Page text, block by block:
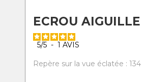
ECROU AIGUILLE
5/5 - 1 AVIS
Repère sur la vue éclatée : 134